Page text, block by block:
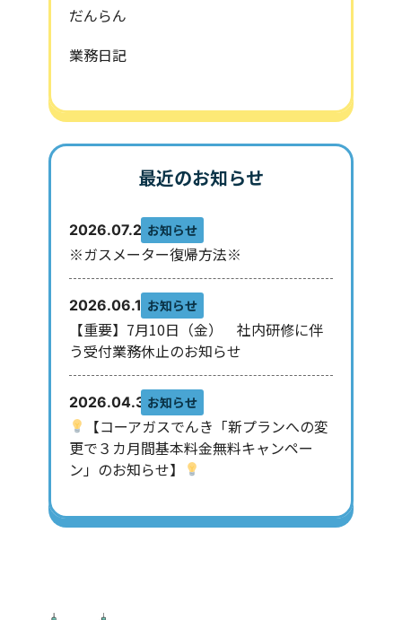
だんらん
業務日記
最近のお知らせ
2026.07.29お知らせ
※ガスメーター復帰方法※
2026.06.10お知らせ
【重要】7月10日（金） 社内研修に伴
う受付業務休止のお知らせ
2026.04.30お知らせ
【コーアガスでんき「新プランへの変
更で３カ月間基本料金無料キャンペー
ン」のお知らせ】